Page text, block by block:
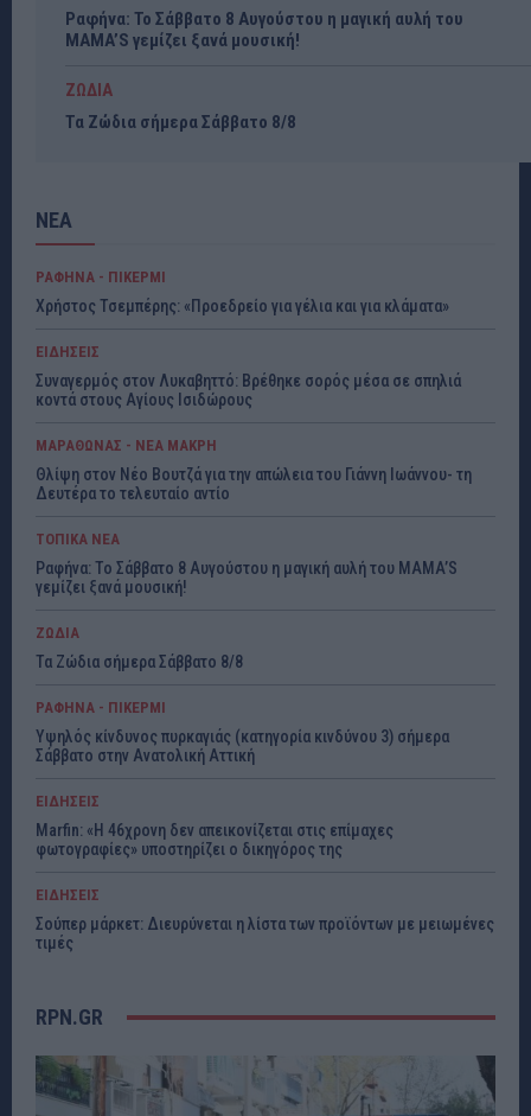
Ραφήνα: Το Σάββατο 8 Αυγούστου η μαγική αυλή του
MAMA’S γεμίζει ξανά μουσική!
ΖΩΔΙΑ
Τα Ζώδια σήμερα Σάββατο 8/8
ΝΕΑ
ΡΑΦΗΝΑ - ΠΙΚΕΡΜΙ
Χρήστος Τσεμπέρης: «Προεδρείο για γέλια και για κλάματα»
ΕΙΔΗΣΕΙΣ
Συναγερμός στον Λυκαβηττό: Βρέθηκε σορός μέσα σε σπηλιά
κοντά στους Αγίους Ισιδώρους
ΜΑΡΑΘΩΝΑΣ - ΝΕΑ ΜΑΚΡΗ
Θλίψη στον Νέο Βουτζά για την απώλεια του Γιάννη Ιωάννου- τη
Δευτέρα το τελευταίο αντίο
ΤΟΠΙΚΑ ΝΕΑ
Ραφήνα: Το Σάββατο 8 Αυγούστου η μαγική αυλή του MAMA’S
γεμίζει ξανά μουσική!
ΖΩΔΙΑ
Τα Ζώδια σήμερα Σάββατο 8/8
ΡΑΦΗΝΑ - ΠΙΚΕΡΜΙ
Υψηλός κίνδυνος πυρκαγιάς (κατηγορία κινδύνου 3) σήμερα
Σάββατο στην Ανατολική Αττική
ΕΙΔΗΣΕΙΣ
Marfin: «Η 46χρονη δεν απεικονίζεται στις επίμαχες
φωτογραφίες» υποστηρίζει ο δικηγόρος της
ΕΙΔΗΣΕΙΣ
Σούπερ μάρκετ: Διευρύνεται η λίστα των προϊόντων με μειωμένες
τιμές
RPN.GR